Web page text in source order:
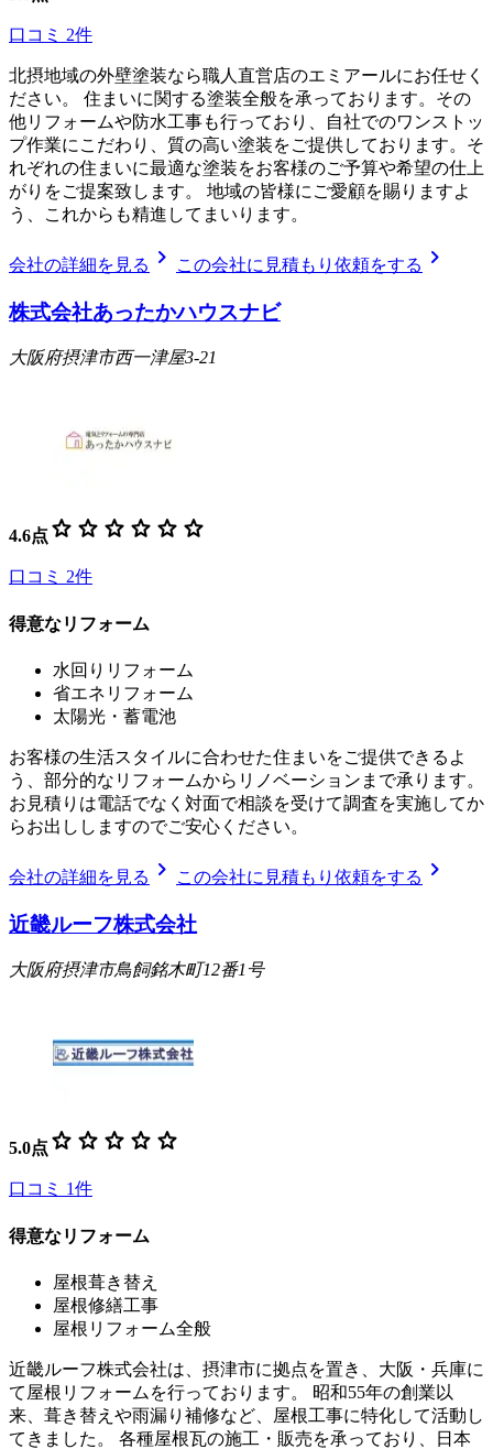
口コミ 2件
北摂地域の外壁塗装なら職人直営店のエミアールにお任せく
ださい。 住まいに関する塗装全般を承っております。その
他リフォームや防水工事も行っており、自社でのワンストッ
プ作業にこだわり、質の高い塗装をご提供しております。そ
れぞれの住まいに最適な塗装をお客様のご予算や希望の仕上
がりをご提案致します。 地域の皆様にご愛顧を賜りますよ
う、これからも精進してまいります。
会社の詳細を見る chevron_right この会社に見積もり依頼をする chevron_right
株式会社あったかハウスナビ
大阪府摂津市西一津屋3-21
4.6点 star star star star star star
口コミ 2件
得意なリフォーム
水回りリフォーム
省エネリフォーム
太陽光・蓄電池
お客様の生活スタイルに合わせた住まいをご提供できるよ
う、部分的なリフォームからリノベーションまで承ります。
お見積りは電話でなく対面で相談を受けて調査を実施してか
らお出ししますのでご安心ください。
会社の詳細を見る chevron_right この会社に見積もり依頼をする chevron_right
近畿ルーフ株式会社
大阪府摂津市鳥飼銘木町12番1号
5.0点 star star star star star
口コミ 1件
得意なリフォーム
屋根葺き替え
屋根修繕工事
屋根リフォーム全般
近畿ルーフ株式会社は、摂津市に拠点を置き、大阪・兵庫に
て屋根リフォームを行っております。 昭和55年の創業以
来、葺き替えや雨漏り補修など、屋根工事に特化して活動し
てきました。 各種屋根瓦の施工・販売を承っており、日本